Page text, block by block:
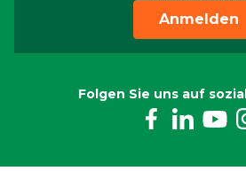
Trockenlaufschutz Acid,
Ansaugschlauch 2m 4x6
Anmelden
Folgen Sie uns auf